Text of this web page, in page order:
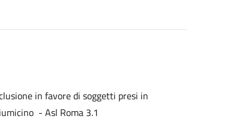
in favore di soggetti presi in
- Asl Roma 3.1